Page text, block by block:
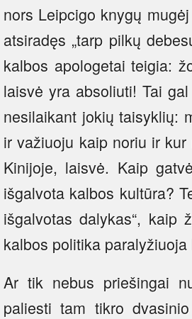
nors Leipcigo knygų
atsiradęs „tarp pilkų
kalbos apologetai teigia:
laisvė yra absoliuti! Tai
nesilaikant jokių taisyklių:
ir važiuoju kaip noriu ir
Kinijoje, laisvė. Kaip
išgalvota kalbos kultūra?
išgalvotas dalykas“,
kalbos politika
Ar tik nebus priešingai
paliesti tam tikro